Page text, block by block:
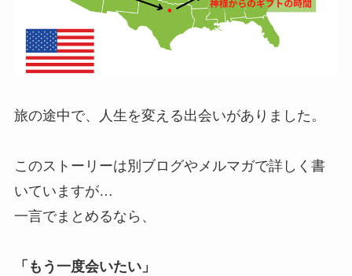
旅の途中で、人生を変える出会いがありました。
このストーリーは別ブログやメルマガで詳しく書
いていますが…
一言でまとめるなら、
「もう一度会いたい」